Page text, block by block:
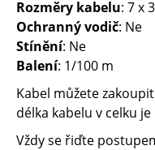
Rozměry kabelu: 7 x
Ochranný vodič: Ne
Stínění: Ne
Balení: 1/100 m
Kabel můžete
délka kabelu v celku je
Vždy se řiďte